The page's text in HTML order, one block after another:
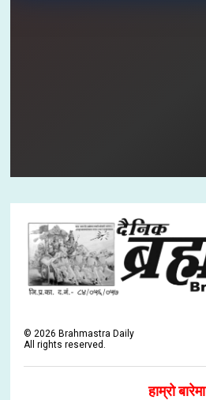
©2026 Brahmastra Daily
All rights reserved.
हाम्रो बारेमा